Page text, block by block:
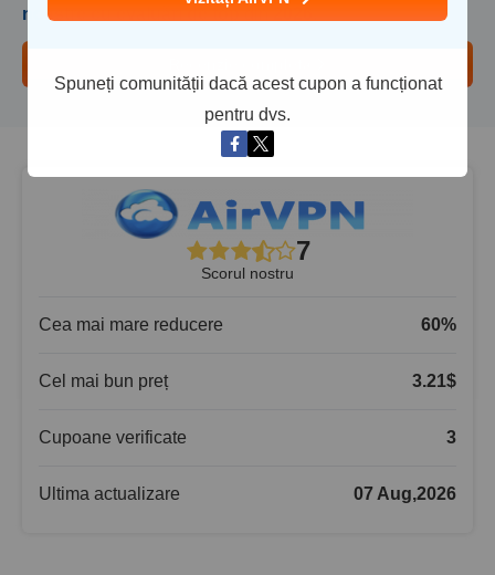
noastre cu evaluări de top
7
Scorul nostru
Cea mai mare reducere 60%
Cel mai bun preț 3.21$
Cupoane verificate 3
Ultima actualizare 07 Aug,2026
Spuneți comunității dacă acest cupon a funcționat
pentru dvs.